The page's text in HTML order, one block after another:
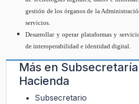
gestión de los órganos de la
servicios.
Desarrollar y operar plataformas y
de interoperabilidad e identidad digital.
Más en
Hacienda
Subsecretario